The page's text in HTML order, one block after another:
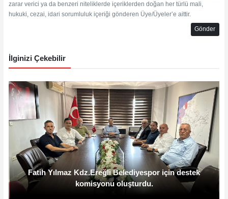
zarar verici ya da benzeri niteliklerde içeriklerden doğan her türlü mali,
hukuki, cezai, idari sorumluluk içeriği gönderen Üye/Üyeler’e aittir.
Gönder
İlginizi Çekebilir
Fatih Yılmaz Kdz.Ereğli Belediyespor için destek
komisyonu oluşturdu.